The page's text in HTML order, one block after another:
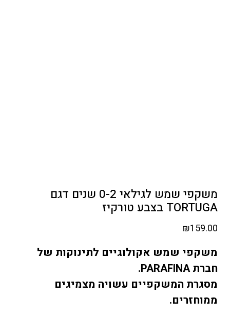
משקפי שמש לגילאי 0-2 שנים דגם
TORTUGA בצבע טורקיז
₪159.00
משקפי שמש אקולוגיים לתינוקות של
חברתPARAFINA
.
מסגרת המשקפיים עשויה מצמיגים
ממוחזרים.